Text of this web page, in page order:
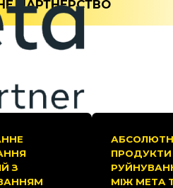
ПАРТНЕРСТВО
З
МІЖ META